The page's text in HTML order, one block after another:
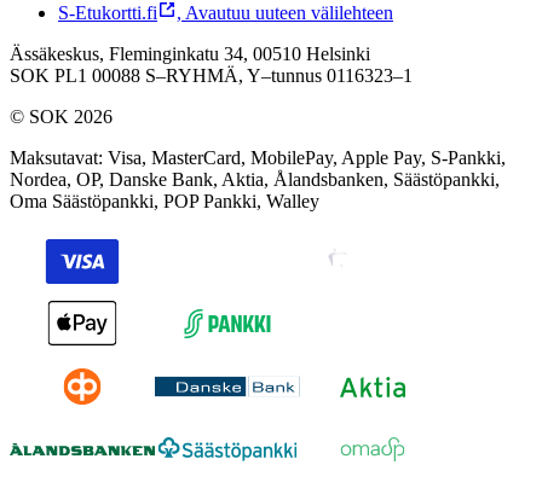
S-Etukortti.fi
, Avautuu uuteen välilehteen
Ässäkeskus, Fleminginkatu 34, 00510 Helsinki
SOK PL1 00088 S–RYHMÄ, Y–tunnus 0116323–1
© SOK 2026
Maksutavat: Visa, MasterCard, MobilePay, Apple Pay, S-Pankki,
Nordea, OP, Danske Bank, Aktia, Ålandsbanken, Säästöpankki,
Oma Säästöpankki, POP Pankki, Walley